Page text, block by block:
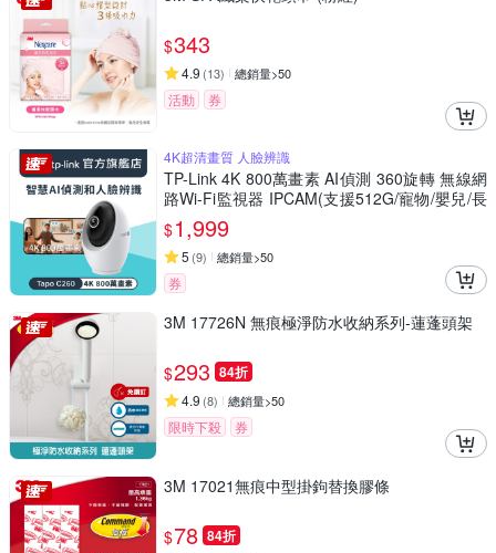
$343
4.9 (13) 總銷量>50
活動 券
4K超清畫質 人臉辨識
TP-Link 4K 800萬畫素 AI偵測 360旋轉 無線網
路Wi-Fi監視器 IPCAM(支援512G/寵物/嬰兒/長
輩/Tapo C260)
$1,999
5 (9) 總銷量>50
券
3M 17726N 無痕極淨防水收納系列-蓮蓬頭架
$293 84折
4.9 (8) 總銷量>50
限時下殺 券
3M 17021無痕中型掛鉤替換膠條
$78 84折